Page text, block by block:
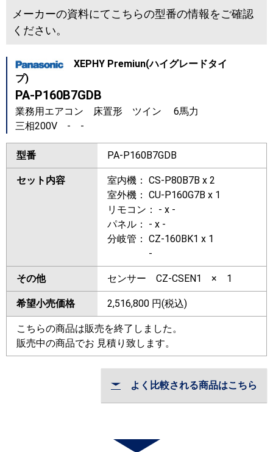
メーカーの資料にてこちらの型番の情報をご確認
ください。
XEPHY Premiun(ハイグレードタイ
プ)
PA-P160B7GDB
業務用エアコン 床置形 ツイン 6馬力
三相200V - -
型番 PA-P160B7GDB
セット内容
室内機： CS-P80B7B x 2
室外機： CU-P160G7B x 1
リモコン： - x -
パネル： - x -
分岐管： CZ-160BK1 x 1
-
その他 センサー CZ-CSEN1 × 1
希望小売価格 2,516,800 円(税込)
こちらの商品は販売を終了しました。
販売中の商品でお 見積り致します。
よく比較される商品はこちら